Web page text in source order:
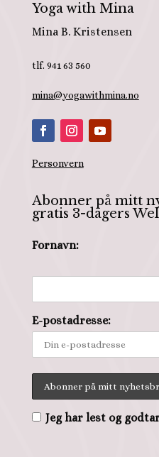
Yoga with Mina
Mina B. Kristensen
tlf. 941 63 560
mina@yogawithmina.no
Personvern
Abonner på mitt
gratis 3-dagers
Fornavn:
E-postadresse:
Jeg har lest og